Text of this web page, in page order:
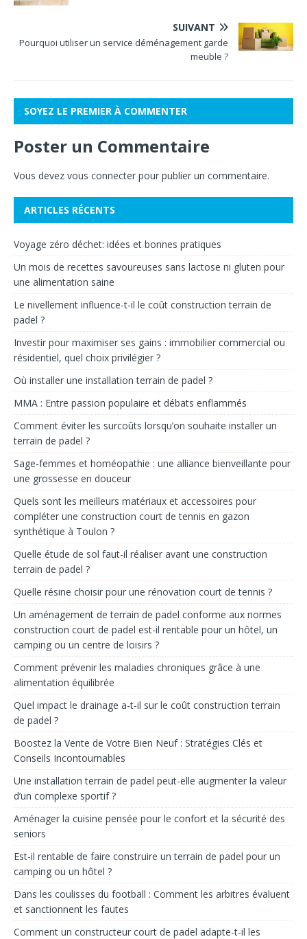
SUIVANT
Pourquoi utiliser un service déménagement garde
meuble ?
SOYEZ LE PREMIER À COMMENTER
Poster un Commentaire
Vous devez vous connecter pour publier un commentaire.
ARTICLES RÉCENTS
Voyage zéro déchet: idées et bonnes pratiques
Un mois de recettes savoureuses sans lactose ni gluten pour
une alimentation saine
Le nivellement influence-t-il le coût construction terrain de
padel ?
Investir pour maximiser ses gains : immobilier commercial ou
résidentiel, quel choix privilégier ?
Où installer une installation terrain de padel ?
MMA : Entre passion populaire et débats enflammés
Comment éviter les surcoûts lorsqu’on souhaite installer un
terrain de padel ?
Sage-femmes et homéopathie : une alliance bienveillante pour
une grossesse en douceur
Quels sont les meilleurs matériaux et accessoires pour
compléter une construction court de tennis en gazon
synthétique à Toulon ?
Quelle étude de sol faut-il réaliser avant une construction
terrain de padel ?
Quelle résine choisir pour une rénovation court de tennis ?
Un aménagement de terrain de padel conforme aux normes
construction court de padel est-il rentable pour un hôtel, un
camping ou un centre de loisirs ?
Comment prévenir les maladies chroniques grâce à une
alimentation équilibrée
Quel impact le drainage a-t-il sur le coût construction terrain
de padel ?
Boostez la Vente de Votre Bien Neuf : Stratégies Clés et
Conseils Incontournables
Une installation terrain de padel peut-elle augmenter la valeur
d’un complexe sportif ?
Aménager la cuisine pensée pour le confort et la sécurité des
seniors
Est-il rentable de faire construire un terrain de padel pour un
camping ou un hôtel ?
Dans les coulisses du football : Comment les arbitres évaluent
et sanctionnent les fautes
Comment un constructeur court de padel adapte-t-il les